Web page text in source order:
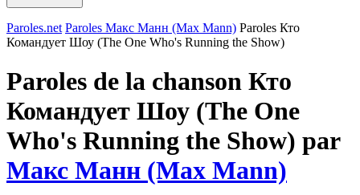
Paroles.net Paroles Макс Манн (Max Mann) Paroles Кто
Командуeт Шоу (The One Who's Running the Show)
Paroles de la chanson Кто
Командуeт Шоу (The One
Who's Running the Show) par
Макс Манн (Max Mann)